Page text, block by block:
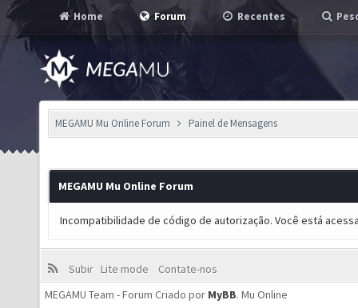
Home Forum Recentes
MEGAMU Mu Online Forum Painel de Mensagens
MEGAMU Mu Online Forum
Incompatibilidade de código de autorização. Você está
Subir Lite mode
Contate-nos
MEGAMU Team - Forum Criado por MyBB. Mu Online